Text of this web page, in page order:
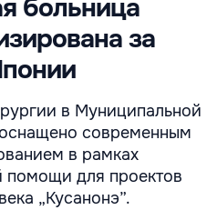
больница
за
в Муниципальной
современным
в рамках
помощи для проектов
„Кусанонэ”.